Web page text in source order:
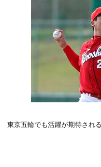
東京五輪でも活躍が期待され